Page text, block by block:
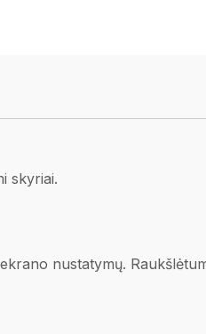
skyriai.
nustatymų.